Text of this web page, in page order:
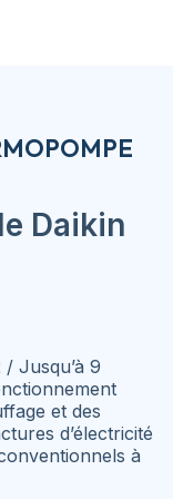
Daikin
/ Jusqu’à 9
et des
d’électricité
à